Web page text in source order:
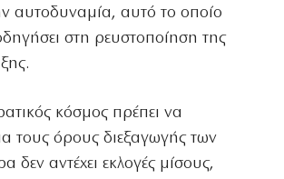
αυτοδυναμία, αυτό το οποίο
στη ρευστοποίηση της
κόσμος πρέπει να
τους όρους διεξαγωγής των
δεν αντέχει εκλογές μίσους,